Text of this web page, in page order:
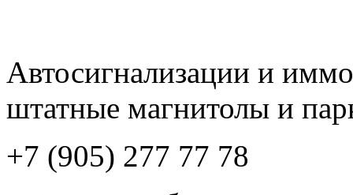
Автосигнализации и
штатные магнитолы и
+7 (905) 277 77 78